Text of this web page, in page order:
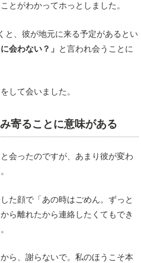
とがわかってホっとしました。
と、彼が地元に来る予定があるとい
会わない？」 と言われ会うことに
して会いました。
寄ることに意味がある
会ったのですが、あまり彼が変わ
た顔で「あの時はごめん。ずっと
ら離れたから連絡したくてもでき
ら、謝らないで。私のほうこそ本